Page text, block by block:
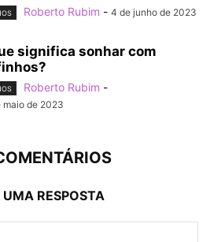
Roberto Rubim - 4 de junho de 2023
significa sonhar com
Roberto Rubim -
maio de 2023
UMA RESPOSTA